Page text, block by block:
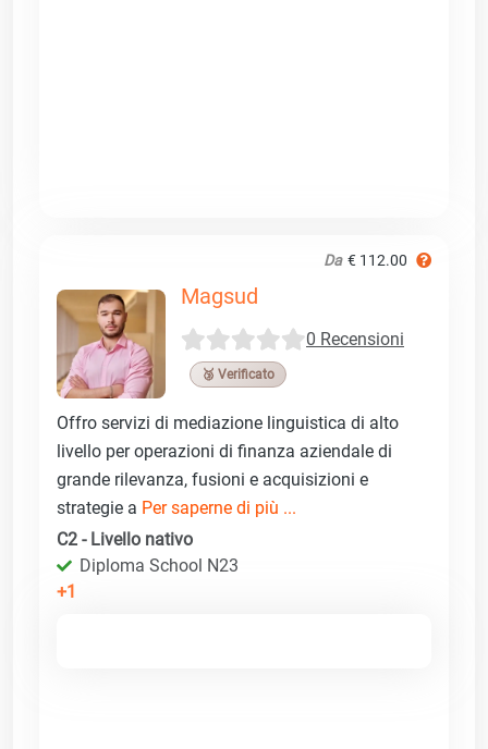
Da € 112.00
Magsud
0 Recensioni
🥉 Verificato
Offro servizi di mediazione linguistica di alto
livello per operazioni di finanza aziendale di
grande rilevanza, fusioni e acquisizioni e
strategie a Per saperne di più ...
C2 - Livello nativo
Diploma School N23
+1